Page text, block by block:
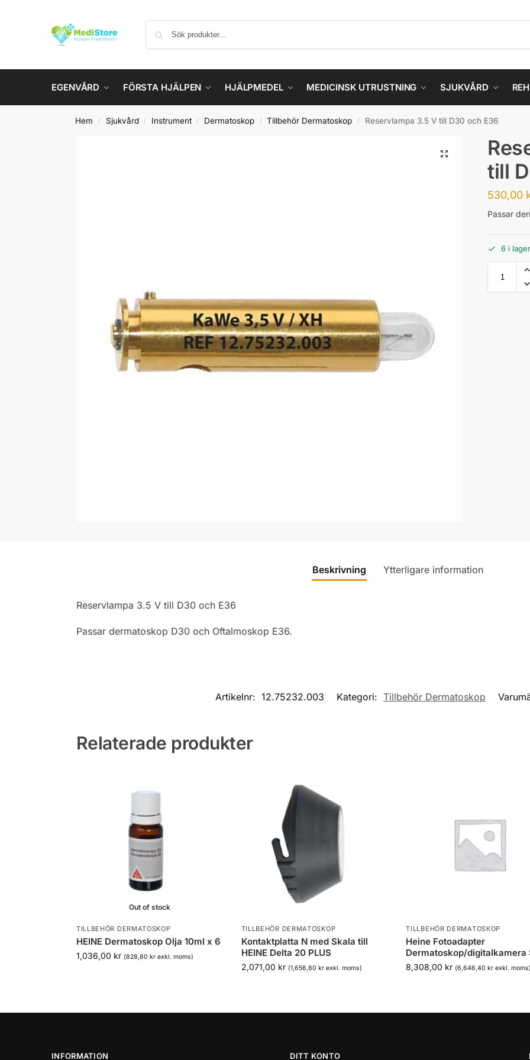
EGENVÅRD FÖRSTA HJÄLPEN HJÄLPMEDEL MEDICINSK UTRUSTNING SJUKVÅRD
Hem / Sjukvård / Instrument / Dermatoskop / Tillbehör Dermatoskop / Reservlampa 3.5 V till D30 och E36
till
530,00
Passar
6 i
Beskrivning Ytterligare information
Reservlampa 3.5 V till D30 och E36
Passar dermatoskop D30 och Oftalmoskop E36.
Artikelnr: 12.75232.003 Kategori: Tillbehör Dermatoskop
Relaterade produkter
Out of stock
TILLBEHÖR DERMATOSKOP
HEINE Dermatoskop Olja 10ml x 6
1,036,00 kr (828,80 krexkl. moms)
TILLBEHÖR DERMATOSKOP
Kontaktplatta N med Skala till
HEINE Delta 20 PLUS
2,071,00 kr (1,656,80 krexkl. moms)
TILLBEHÖR DERMATOSKOP
Heine Fotoadapter
Dermatoskop/digitalkamera
8,308,00 kr (6,646,40 kr exkl. moms)
INFORMATION DITT KONTO